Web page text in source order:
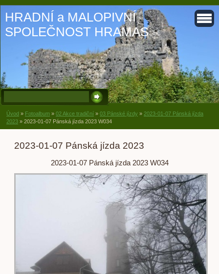
HRADNÍ a MALOPIVNÍ
SPOLEČNOST HRAMAS
Úvod » Fotoalbum » 02 Akce tradiční » 03 Pánské jízdy » 2023-01-07 Pánská jízda
2023 » 2023-01-07 Pánská jízda 2023 W034
2023-01-07 Pánská jízda 2023
2023-01-07 Pánská jízda 2023 W034